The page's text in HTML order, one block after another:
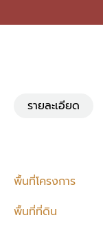
รายละเอียด
พื้นที่โครงการ
พื้นที่ที่ดิน